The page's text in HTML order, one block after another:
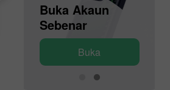
Buka Akaun
Sebenar
Buka